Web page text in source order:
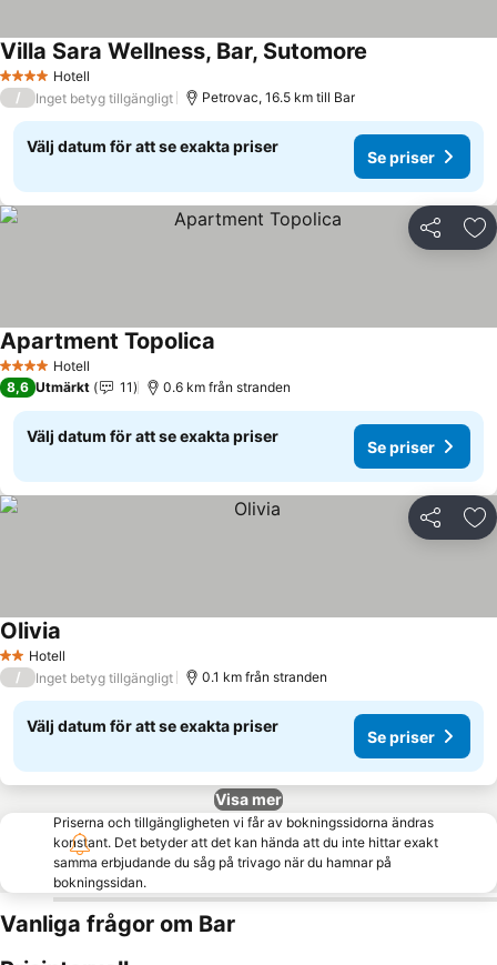
4 StjärnorHotell
Villa Sara Wellness, Bar, Sutomore
/ Inget betyg tillgängligt Petrovac, 16.5 km till Bar
Välj datum för att se exakta priser
Se priser
Dela
4 StjärnorHotell
Apartment Topolica
8,6 Utmärkt 11 0.6 km från stranden
Välj datum för att se exakta priser
Se priser
Dela
2 Stjärnor
Hotell
Olivia
/ Inget betyg tillgängligt 0.1 km från stranden
Välj datum för att se exakta priser
Se priser
Visa mer
Priserna och tillgängligheten vi får av bokningssidorna ändras
konstant. Det betyder att det kan hända att du inte hittar exakt
samma erbjudande du såg på trivago när du hamnar på
bokningssidan.
Vanliga frågor om Bar